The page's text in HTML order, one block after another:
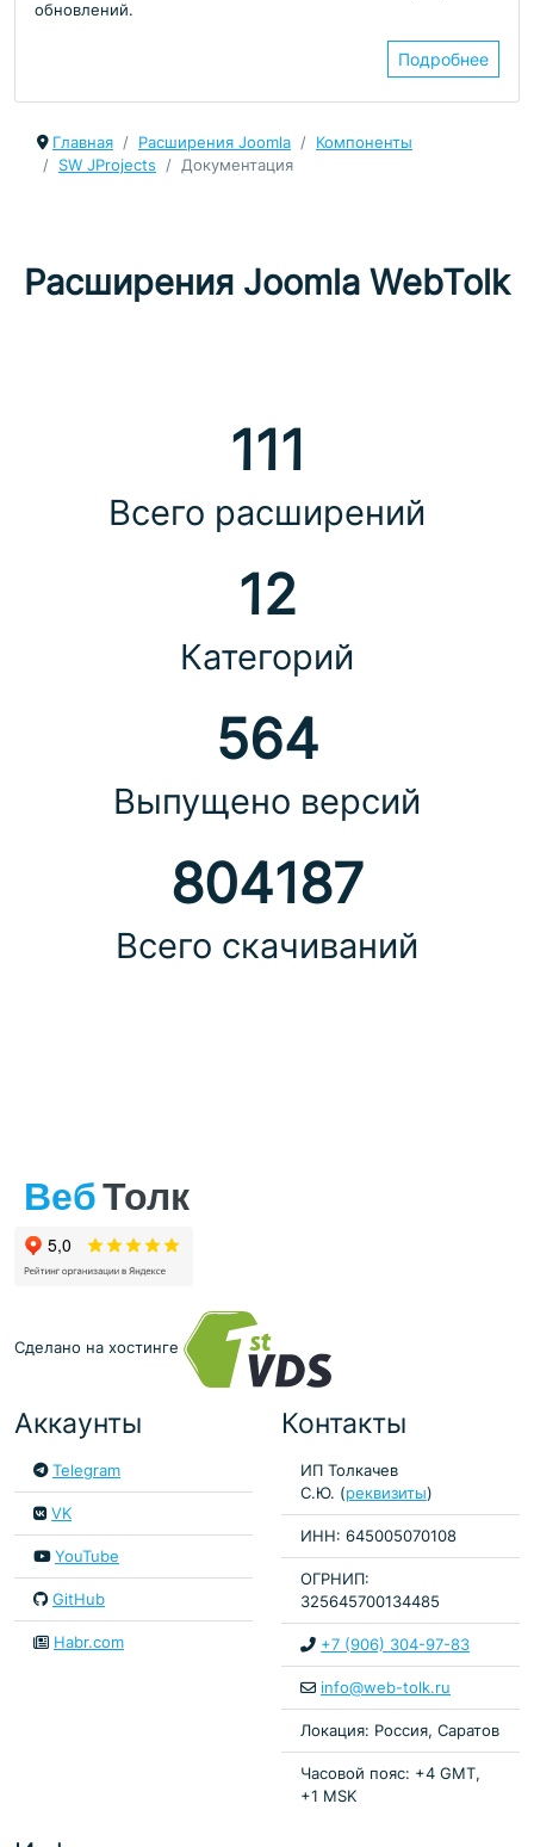
обновлений.
Подробнее
Главная Расширения Joomla
Компоненты
SW JProjects
Документация
Расширения Joomla WebTolk
111
Всего расширений
12
Категорий
564
Выпущено версий
804187
Всего скачиваний
Сделано на хостинге
Аккаунты
Telegram
VK
YouTube
GitHub
Habr.com
Контакты
ИП Толкачев
С.Ю. (реквизиты)
ИНН: 645005070108
ОГРНИП:
325645700134485
+7 (906) 304-97-83
info@web-tolk.ru
Локация: Россия, Саратов
Часовой пояс: +4 GMT,
+1 MSK